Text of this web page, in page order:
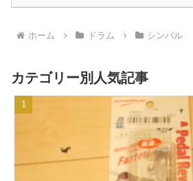
ホーム ドラム シンバル
カテゴリー別人気記事